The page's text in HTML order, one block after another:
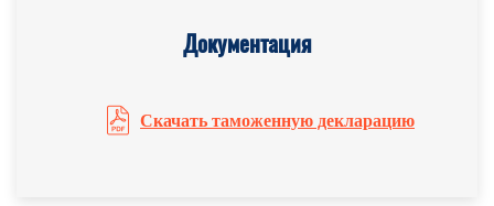
Документация
Скачать таможенную декларацию